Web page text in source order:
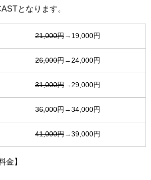
となります。
21,000円→19,000円
26,000円→24,000円
31,000円→29,000円
36,000円→34,000円
41,000円→39,000円
金】